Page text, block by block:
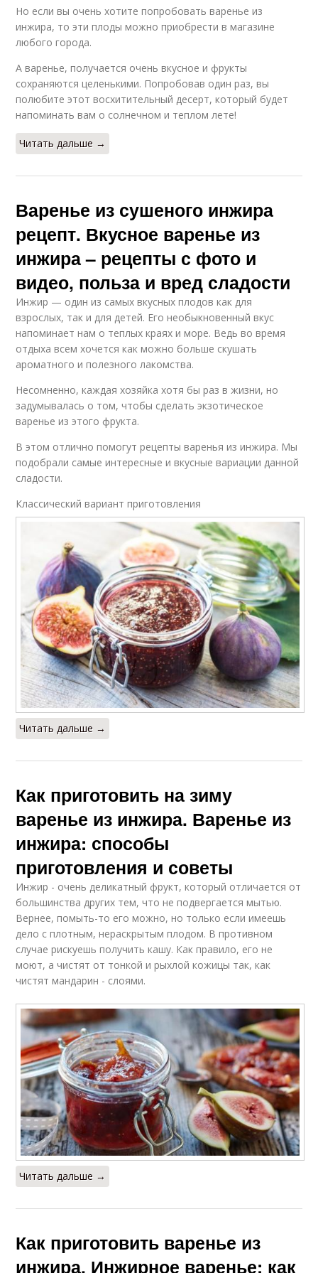
Но если вы очень хотите попробовать варенье из
инжира, то эти плоды можно приобрести в магазине
любого города.
А варенье, получается очень вкусное и фрукты
сохраняются целенькими. Попробовав один раз, вы
полюбите этот восхитительный десерт, который будет
напоминать вам о солнечном и теплом лете!
Читать дальше →
Варенье из сушеного инжира
рецепт. Вкусное варенье из
инжира – рецепты с фото и
видео, польза и вред сладости
Инжир — один из самых вкусных плодов как для
взрослых, так и для детей. Его необыкновенный вкус
напоминает нам о теплых краях и море. Ведь во время
отдыха всем хочется как можно больше скушать
ароматного и полезного лакомства.
Несомненно, каждая хозяйка хотя бы раз в жизни, но
задумывалась о том, чтобы сделать экзотическое
варенье из этого фрукта.
В этом отлично помогут рецепты варенья из инжира. Мы
подобрали самые интересные и вкусные вариации данной
сладости.
Классический вариант приготовления
Читать дальше →
Как приготовить на зиму
варенье из инжира. Варенье из
инжира: способы
приготовления и советы
Инжир - очень деликатный фрукт, который отличается от
большинства других тем, что не подвергается мытью.
Вернее, помыть-то его можно, но только если имеешь
дело с плотным, нераскрытым плодом. В противном
случае рискуешь получить кашу. Как правило, его не
моют, а чистят от тонкой и рыхлой кожицы так, как
чистят мандарин - слоями.
Читать дальше →
Как приготовить варенье из
инжира. Инжирное варенье: как